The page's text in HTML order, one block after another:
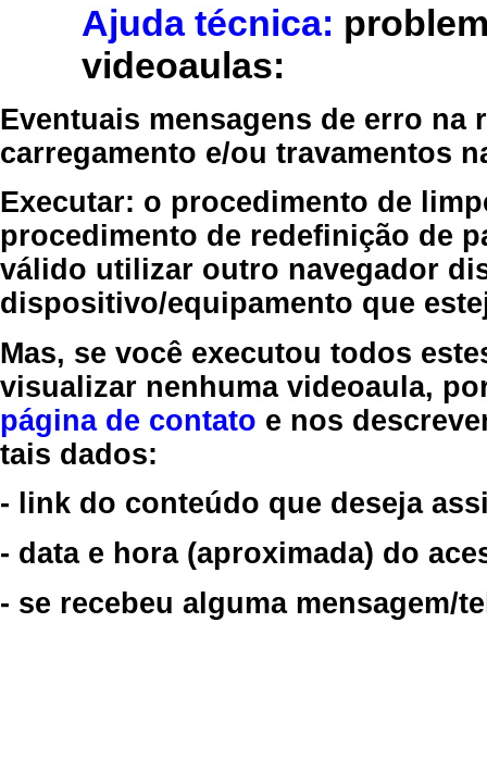
Ajuda técnica:
videoaulas:
Eventuais mensagens de erro
carregamento e/ou travamentos
Executar: o procedimento de
procedimento de redefinição de
válido utilizar outro navegador
dispositivo/equipamento que
Mas, se você executou todos
visualizar nenhuma videoaula,
página de contato e nos
tais dados:
- link do conteúdo que deseja
- data e hora (aproximada) do
- se recebeu alguma mensagem/